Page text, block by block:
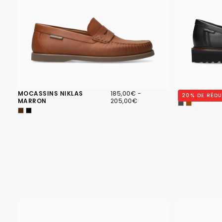
MOCASSINS NIKLAS
MARRON
185,00€
PRIX
MINIMUM
185,00€ -
205,00€
MOCASSINS
20 % DE